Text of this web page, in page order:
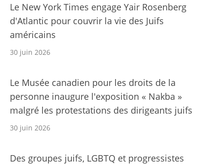
Le New York Times engage Yair Rosenberg
d'Atlantic pour couvrir la vie des Juifs
américains
30 juin 2026
Le Musée canadien pour les droits de la
personne inaugure l'exposition « Nakba »
malgré les protestations des dirigeants juifs
30 juin 2026
Des groupes juifs, LGBTQ et progressistes